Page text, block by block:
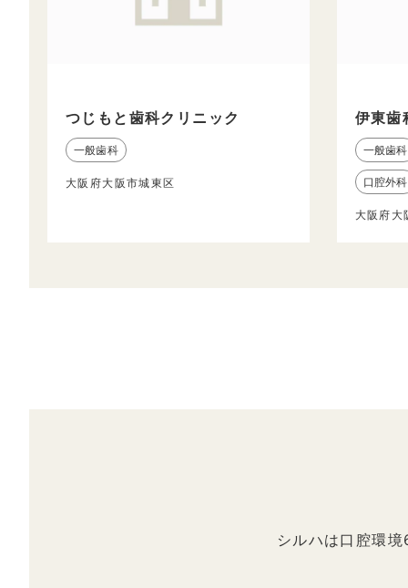
つじもと歯科クリニック
一般歯科
大阪府大阪市城東区
伊東歯
一般歯科
口腔外科
大阪府大
シルハは口腔環